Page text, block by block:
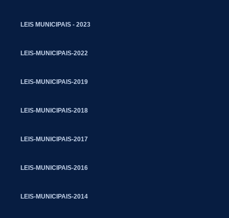
LEIS MUNICIPAIS - 2023
LEIS-MUNICIPAIS-2022
LEIS-MUNICIPAIS-2019
LEIS-MUNICIPAIS-2018
LEIS-MUNICIPAIS-2017
LEIS-MUNICIPAIS-2016
LEIS-MUNICIPAIS-2014